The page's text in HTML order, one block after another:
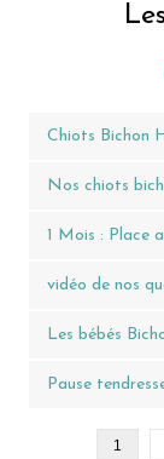
Chiots Bichon
Nos chiots
1 Mois : Place
vidéo de nos
Les bébés
Pause
1